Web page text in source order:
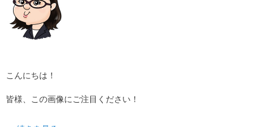
こんにちは！
皆様、この画像にご注目ください！